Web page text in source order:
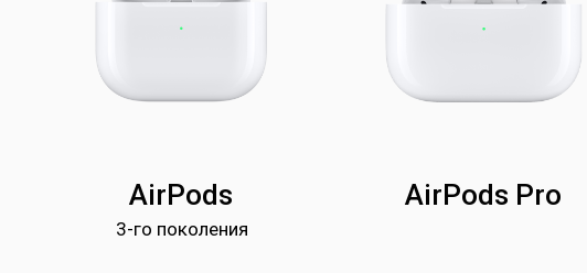
AirPods AirPods Pro
3-го поколения